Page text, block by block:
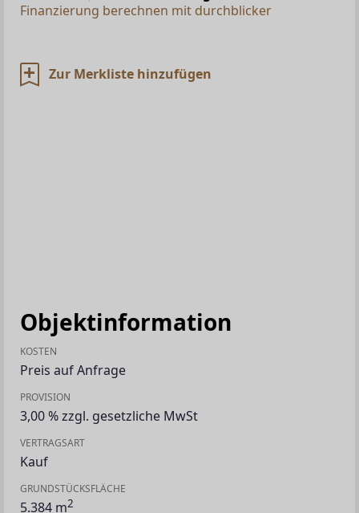
Finanzierung berechnen mit durchblicker
Zur Merkliste hinzufügen
Objektinformation
KOSTEN
Preis auf Anfrage
PROVISION
3,00 % zzgl. gesetzliche MwSt
VERTRAGSART
Kauf
GRUNDSTÜCKSFLÄCHE
5.384 m2